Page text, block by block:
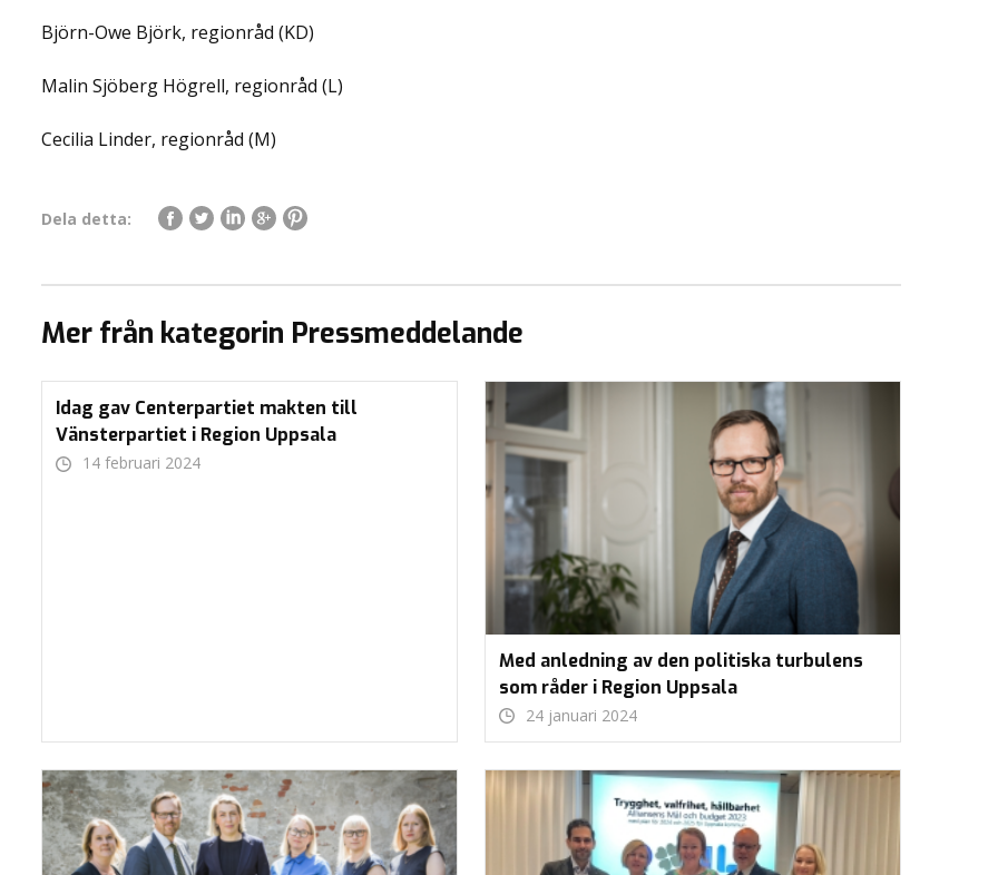
Björn-Owe Björk, regionråd (KD)
Malin Sjöberg Högrell, regionråd (L)
Cecilia Linder, regionråd (M)
Dela detta:
Mer från kategorin Pressmeddelande
Idag gav Centerpartiet makten till
Vänsterpartiet i Region Uppsala
14 februari 2024
Med anledning av den politiska turbulens
som råder i Region Uppsala
24 januari 2024